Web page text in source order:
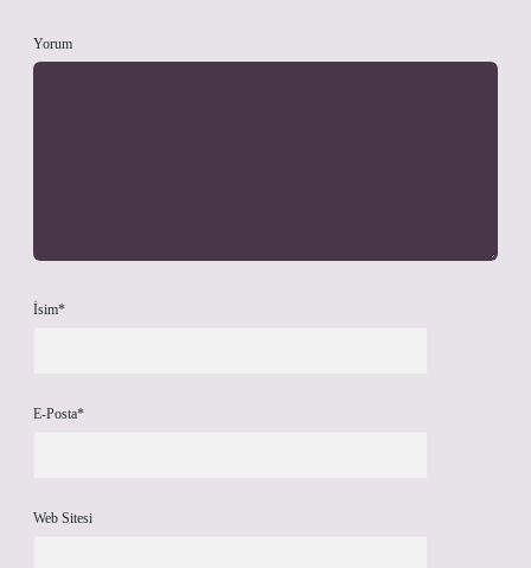
Yorum
İsim*
E-Posta*
Web Sitesi